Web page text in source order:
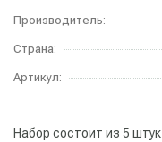
Производитель:
Страна:
Артикул:
Набор состоит из 5 штук